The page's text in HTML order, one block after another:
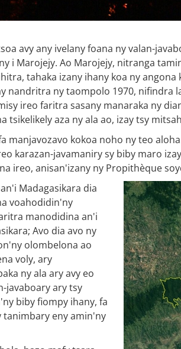
avy any ivelany foana ny valan-
i Marojejy. Ao Marojejy, nitranga
tahaka izany ihany koa ny
nandritra ny taompolo 1970, nifindra
ireo faritra sasany manaraka ny
tsikelikely aza ny ala ao, izay tsy
manjavozavo kokoa noho ny teo
karazan-javamaniry sy biby maro
ireo, anisan'izany ny Propithèque
Madagasikara dia
voahodidin'ny
manodidina an'i
Avo dia avo ny
olombelona ao
voly, ary
ny ala ary avy eo
javaboary ary tsy
biby fiompy ihany, fa
eny amin'ny